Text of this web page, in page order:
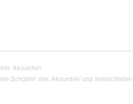
Absurden.
Schöpfer des Absurden und